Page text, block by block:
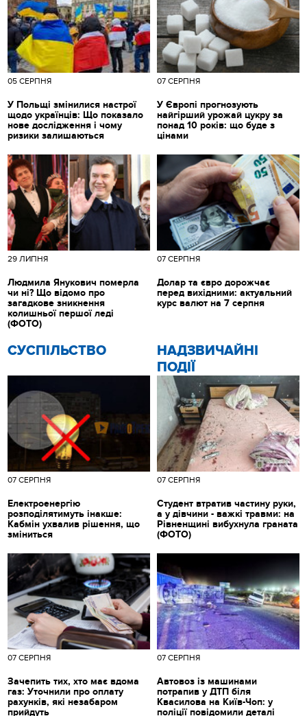
05 СЕРПНЯ
У Польщі змінилися настрої
щодо українців: Що показало
нове дослідження і чому
ризики залишаються
07 СЕРПНЯ
У Європі прогнозують
найгірший урожай цукру за
понад 10 років: що буде з
цінами
CУСПІЛЬСТВО
07 СЕРПНЯ
Електроенергію
розподілятимуть інакше:
Кабмін ухвалив рішення, що
зміниться
НАДЗВИЧАЙНІ
ПОДІЇ
07 СЕРПНЯ
Студент втратив частину руки,
а у дівчини - важкі травми: на
Рівненщині вибухнула граната
(ФОТО)
29 ЛИПНЯ
Людмила Янукович померла
чи ні? Що відомо про
загадкове зникнення
колишньої першої леді
(ФОТО)
07 СЕРПНЯ
Долар та євро дорожчає
перед вихідними: актуальний
курс валют на 7 серпня
07 СЕРПНЯ
Зачепить тих, хто має вдома
газ: Уточнили про оплату
рахунків, які незабаром
прийдуть
07 СЕРПНЯ
Автовоз із машинами
потрапив у ДТП біля
Квасилова на Київ-Чоп: у
поліції повідомили деталі